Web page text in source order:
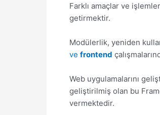
Farklı amaçlar ve
getirmektir.
Modülerlik, yeniden
ve frontend
Web uygulamalarını
geliştirilmiş olan bu
vermektedir.